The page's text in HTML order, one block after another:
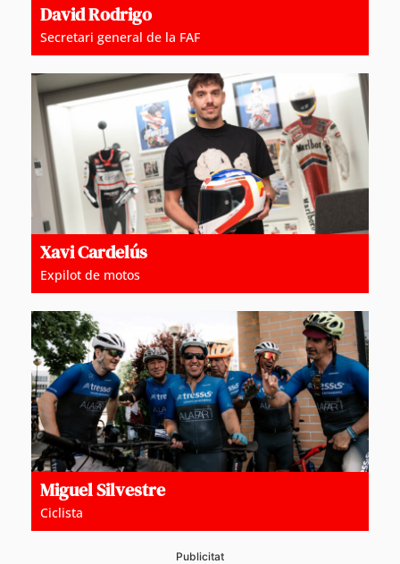
David Rodrigo
Secretari general de la FAF
Xavi Cardelús
Expilot de motos
Miguel Silvestre
Ciclista
Publicitat